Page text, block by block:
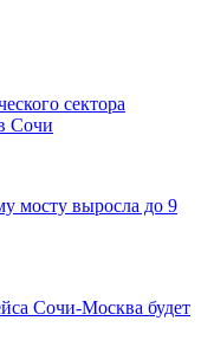
сектора
Сочи
мосту выросла до 9
Сочи-Москва будет